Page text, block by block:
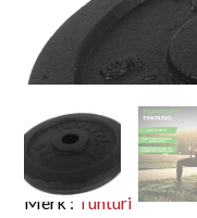
Merk : Tunturi